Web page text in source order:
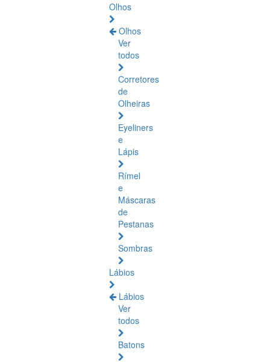
Olhos
Olhos
Ver
todos
Corretores
de
Olheiras
Eyeliners
e
Lápis
Rímel
e
Máscaras
de
Pestanas
Sombras
Lábios
Lábios
Ver
todos
Batons